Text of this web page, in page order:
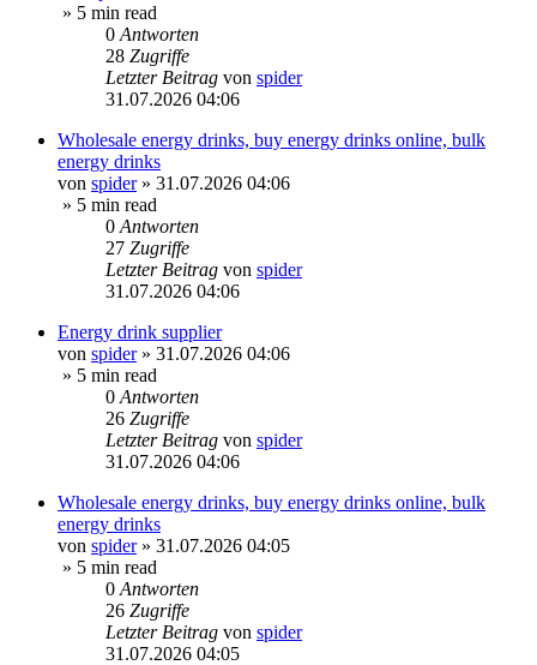
» 5 min read
0 Antworten
28 Zugriffe
Letzter Beitrag von spider
31.07.2026 04:06
Wholesale energy drinks, buy energy drinks online, bulk
energy drinks
von spider» 31.07.2026 04:06
» 5 min read
0 Antworten
27 Zugriffe
Letzter Beitrag von spider
31.07.2026 04:06
Energy drink supplier
von spider» 31.07.2026 04:06
» 5 min read
0 Antworten
26 Zugriffe
Letzter Beitrag von spider
31.07.2026 04:06
Wholesale energy drinks, buy energy drinks online, bulk
energy drinks
von spider» 31.07.2026 04:05
» 5 min read
0 Antworten
26 Zugriffe
Letzter Beitrag von spider
31.07.2026 04:05